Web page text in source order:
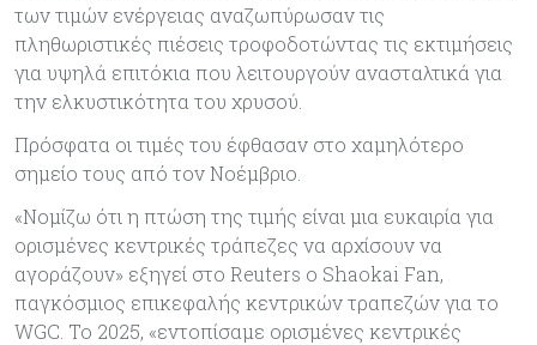
των τιμών ενέργειας αναζωπύρωσαν τις
πληθωριστικές πιέσεις τροφοδοτώντας τις εκτιμήσεις
για υψηλά επιτόκια που λειτουργούν ανασταλτικά για
την ελκυστικότητα του χρυσού.
Πρόσφατα οι τιμές του έφθασαν στο χαμηλότερο
σημείο τους από τον Νοέμβριο.
«Νομίζω ότι η πτώση της τιμής είναι μια ευκαιρία για
ορισμένες κεντρικές τράπεζες να αρχίσουν να
αγοράζουν» εξηγεί στο Reuters ο Shaokai Fan,
παγκόσμιος επικεφαλής κεντρικών τραπεζών για το
WGC. Το 2025, «εντοπίσαμε ορισμένες κεντρικές